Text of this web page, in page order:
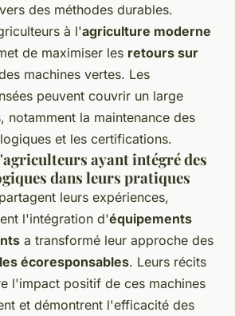
des méthodes durables.
à l'agriculture moderne
de maximiser les retours sur
machines vertes. Les
peuvent couvrir un large
notamment la maintenance des
et les certifications.
ayant intégré des
dans leurs pratiques
leurs expériences,
l'intégration d'équipements
a transformé leur approche des
écoresponsables. Leurs récits
l'impact positif de ces machines
et démontrent l'efficacité des